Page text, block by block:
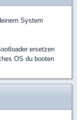
System
ersetzen
OS du booten